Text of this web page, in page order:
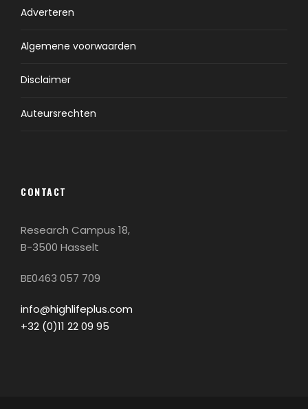
Adverteren
Algemene voorwaarden
Disclaimer
Auteursrechten
CONTACT
Research Campus 18,
B-3500 Hasselt
BE0463 057 709
info@highlifeplus.com
+32 (0)11 22 09 95